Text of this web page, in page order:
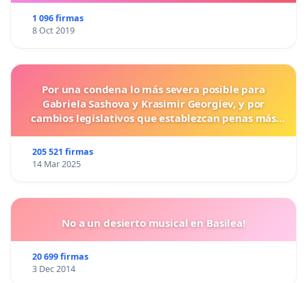
1 096 firmas
8 Oct 2019
Por una condena lo más severa posible para
Gabriela Sashova y Krasimir Georgiev, y por
cambios legislativos que establezcan penas más
205 521 firmas
14 Mar 2025
No a un desierto musical en Basilea!
20 699 firmas
3 Dec 2014